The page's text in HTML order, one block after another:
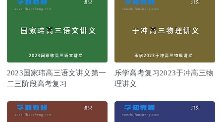
2023国家玮高三语文讲义第一
二三阶段高考复习
乐学高考复习2023于冲高三物
理讲义